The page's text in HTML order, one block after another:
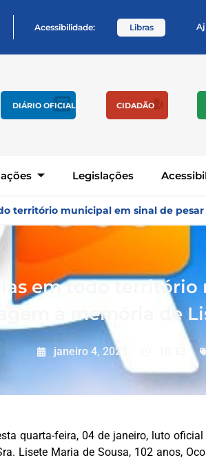
Acessibilidade: Libras
DIÁRIO OFICIAL CIDADÃO
Legislações
território municipal em sinal de
dias em todo
à memória de
janeiro 4, 2023
quarta-feira, 04 de janeiro, luto
Lisete Maria de Sousa, 102 anos,